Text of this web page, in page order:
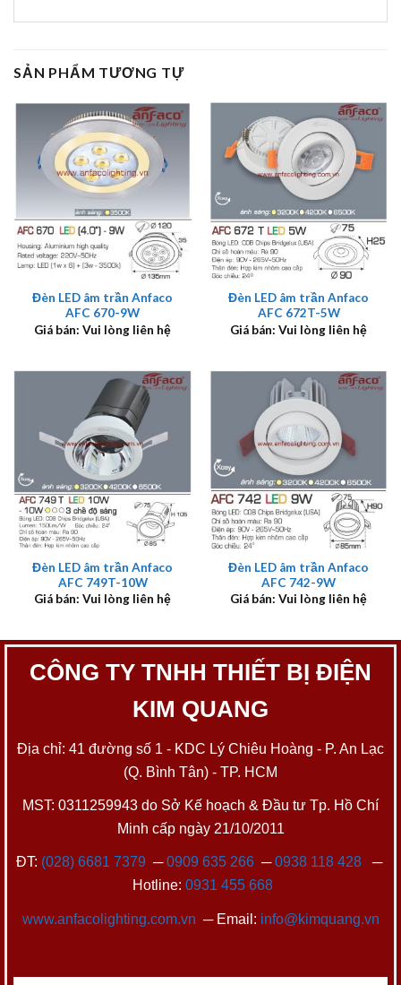
SẢN PHẨM TƯƠNG TỰ
Đèn LED âm trần Anfaco
AFC 670-9W
Giá bán: Vui lòng liên hệ
Đèn LED âm trần Anfaco
AFC 672T-5W
Giá bán: Vui lòng liên hệ
Đèn LED âm trần Anfaco
AFC 749T-10W
Giá bán: Vui lòng liên hệ
Đèn LED âm trần Anfaco
AFC 742-9W
Giá bán: Vui lòng liên hệ
CÔNG TY TNHH THIẾT BỊ ĐIỆN
KIM QUANG
Địa chỉ: 41 đường số 1 - KDC Lý Chiêu Hoàng - P. An Lạc
(Q. Bình Tân) - TP. HCM
MST: 0311259943 do Sở Kế hoạch & Đầu tư Tp. Hồ Chí
Minh cấp ngày 21/10/2011
ĐT: (028) 6681 7379 ─0909 635 266─0938 118 428─
Hotline: 0931 455 668
www.anfacolighting.com.vn ─ Email: info@kimquang.vn